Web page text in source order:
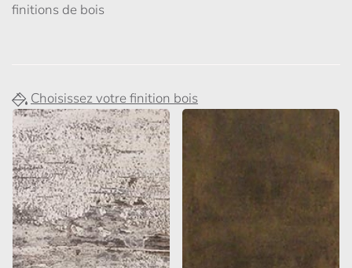
finitions de bois
Choisissez votre finition bois